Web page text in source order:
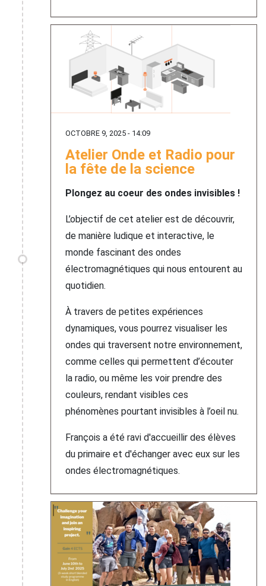
OCTOBRE 9, 2025 - 14:09
Atelier Onde et Radio pour
la fête de la science
Plongez au coeur des ondes invisibles !
L’objectif de cet atelier est de découvrir,
de manière ludique et interactive, le
monde fascinant des ondes
électromagnétiques qui nous entourent au
quotidien.
À travers de petites expériences
dynamiques, vous pourrez visualiser les
ondes qui traversent notre environnement,
comme celles qui permettent d’écouter
la radio, ou même les voir prendre des
couleurs, rendant visibles ces
phénomènes pourtant invisibles à l’oeil nu.
François a été ravi d'accueillir des élèves
du primaire et d'échanger avec eux sur les
ondes électromagnétiques.